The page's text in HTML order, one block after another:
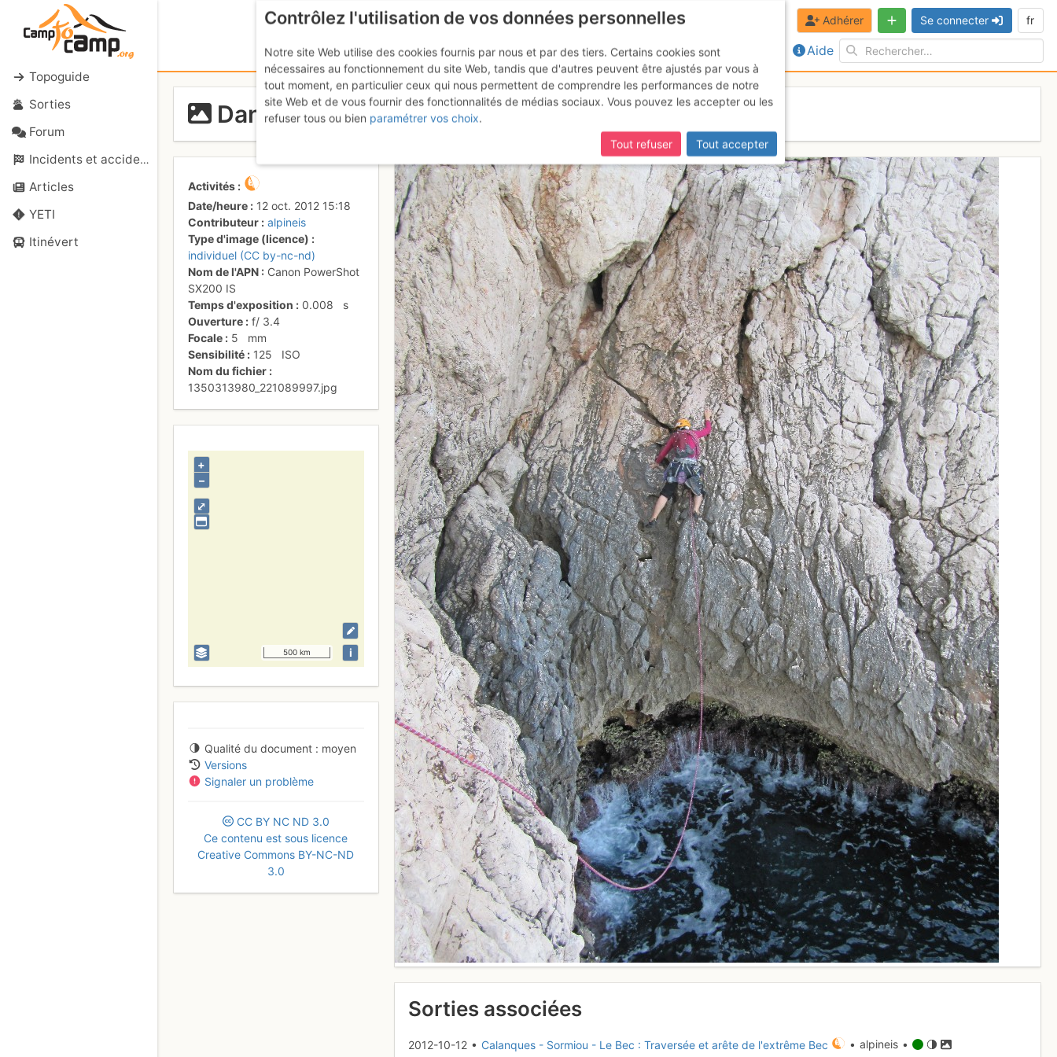
Topoguide
Sorties
Forum
Incidents et accidents
Articles
YETI
Itinévert
Aide
Adhérer Se connecter fr
Dans la traversée
Activités
Date/heure
12 oct. 2012 15:18
Contributeur
alpineis
Type d'image (licence)
individuel (CC by-nc-nd)
Nom de l'APN
Canon PowerShot
SX200 IS
Temps d'exposition
0.008
s
Ouverture
f/3.4
Focale
5
mm
Sensibilité
125
ISO
Nom du fichier
1350313980_221089997.jpg
⤢
+
–
500 km i
Qualité du document
moyen
Versions
Signaler un problème
CC BY NC ND 3.0
Ce contenu est sous licence
Creative Commons BY-NC-ND
3.0
Sorties associées
2012-10-12 • Calanques - Sormiou - Le Bec : Traversée et arête de l'extrême Bec • alpineis •
Contrôlez l'utilisation de vos données personnelles
Notre site Web utilise des cookies fournis par nous et par des tiers. Certains cookies sont
nécessaires au fonctionnement du site Web, tandis que d'autres peuvent être ajustés par vous à
tout moment, en particulier ceux qui nous permettent de comprendre les performances de notre
site Web et de vous fournir des fonctionnalités de médias sociaux. Vous pouvez les accepter ou les
refuser tous ou bien paramétrer vos choix.
Tout refuser
Tout accepter